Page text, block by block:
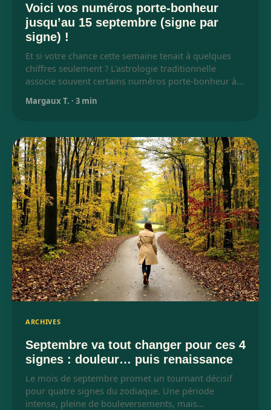
Voici vos numéros porte-bonheur
jusqu’au 15 septembre (signe par
signe) !
Et si votre chance cette semaine tenait à quelques
chiffres seulement ? L’astrologie traditionnelle
associe souvent certains numéros porte-bonheur à…
Margaux T. · 3 min
ARCHIVES
Septembre va tout changer pour ces 4
signes : douleur… puis renaissance
Le mois de septembre promet un tournant décisif
pour quatre signes du zodiaque. Une période
intense, pleine de bouleversements, mais…